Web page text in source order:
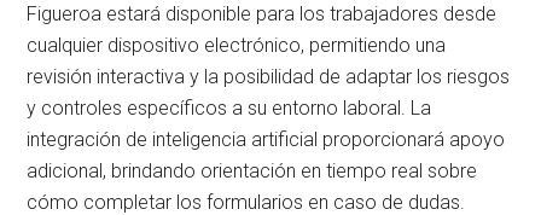
Figueroa estará disponible para los trabajadores desde
cualquier dispositivo electrónico, permitiendo una
revisión interactiva y la posibilidad de adaptar los riesgos
y controles específicos a su entorno laboral. La
integración de inteligencia artificial proporcionará apoyo
adicional, brindando orientación en tiempo real sobre
cómo completar los formularios en caso de dudas.